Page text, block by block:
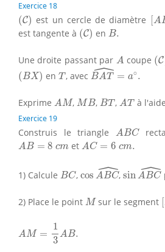
Exercice 18
(C)
(C) est un cercle de diamètre A
[ A
est tangente à (C)
(C) enB.
B.
Une droite passant par A
A coupe (C
(C
(BX)
(BX) enT
T, avec ˆ
BAT = a∘.
BAT^=a ∘.
Exprime AM
A M ,MB
MB , BT
BT , AT
AT à
Exercice 19
Construis le triangle ABC
A BC
AB = 8 cm
A B= cm et AC = 6 cm.
AC=6 cm.
1) Calcule BC
BC, cos ˆ
ABC
ABC^
,sin ˆ
ABC
ABC^
2) Place le point M
Msur le segment [
[
AM =
1
3
AB.
A